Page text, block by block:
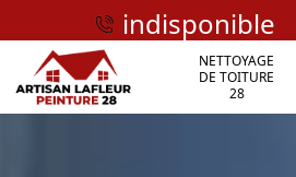
indisponible
NETTOYAGE
DE TOITURE
28